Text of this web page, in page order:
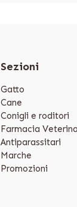
Sezioni
Gatto
Cane
Conigli e roditori
Farmacia
Antiparassitari
Marche
Promozioni